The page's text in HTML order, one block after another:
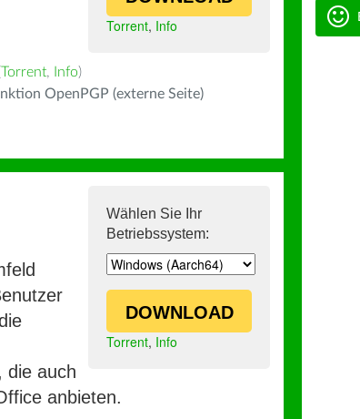
Torrent, Info
Torrent, Info)
OpenPGP (externe Seite)
Wählen Sie Ihr
Betriebssystem:
DOWNLOAD
Torrent, Info
die auch
anbieten.